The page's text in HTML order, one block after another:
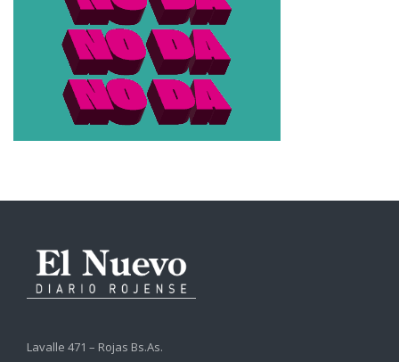
Lavalle 471 – Rojas Bs.As.